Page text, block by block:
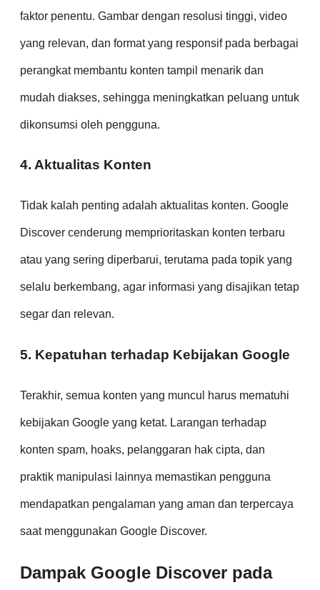
faktor penentu. Gambar dengan resolusi tinggi, video
yang relevan, dan format yang responsif pada berbagai
perangkat membantu konten tampil menarik dan
mudah diakses, sehingga meningkatkan peluang untuk
dikonsumsi oleh pengguna.
4. Aktualitas Konten
Tidak kalah penting adalah aktualitas konten. Google
Discover cenderung memprioritaskan konten terbaru
atau yang sering diperbarui, terutama pada topik yang
selalu berkembang, agar informasi yang disajikan tetap
segar dan relevan.
5. Kepatuhan terhadap Kebijakan Google
Terakhir, semua konten yang muncul harus mematuhi
kebijakan Google yang ketat. Larangan terhadap
konten spam, hoaks, pelanggaran hak cipta, dan
praktik manipulasi lainnya memastikan pengguna
mendapatkan pengalaman yang aman dan terpercaya
saat menggunakan Google Discover.
Dampak Google Discover pada